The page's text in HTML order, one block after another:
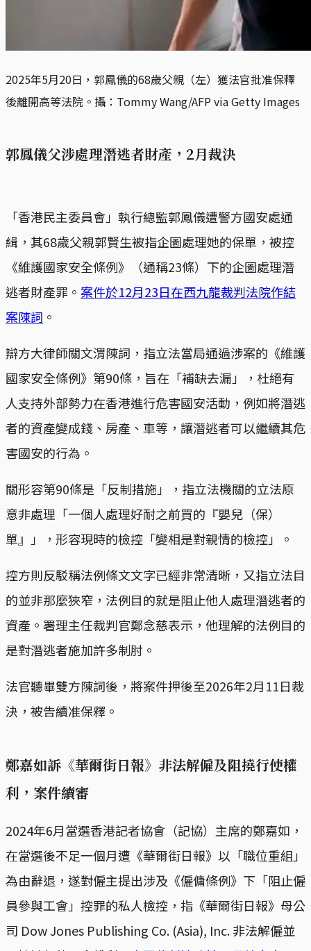
2025年5月20日，郭鳳儀的68歲父親（左）獲法官批准保釋
後離開高等法院。攝：Tommy Wang/AFP via Getty Images
郭鳳儀父涉處理潛逃者財產，2月裁決
「香港民主委員會」執行總監郭鳳儀遭警方國安處通
緝，其68歲父親郭賢生被指企圖處理她的保單，被控
《維護國家安全條例》（通稱23條）下的企圖處理潛
逃者財產罪。 案件於12月23日在西九龍裁判法院作結
案陳詞 。
辯方大律師關文渭陳詞，指立法當局通過涉案的《維護
國家安全條例》第90條，旨在「補缺去漏」，杜絕有
人支持外部勢力在香港進行危害國安活動，例如將潛逃
者的資產變成錢、房產、車等，讓潛逃者可以繼續其危
害國安的行為。
關形容第90條是「反制措施」，指立法機關的立法原
意非處理「一個人處理好耐之前買的『嬰兒（保）
單』」，形容現時的檢控「變相是對親情的檢控」。
控方則反駁稱法例條文文字已經非常清晰，又指立法目
的並非那麼狹窄，法例目的就是阻止他人處理潛逃者的
資產。署理主任裁判官鄭念慈表示，他理解的法例目的
是對潛逃者施加許多制肘。
法官聽畢雙方陳詞後，將案件押後至2026年2月11日裁
決，被告續准保釋。
鄭嘉如訴《華爾街日報》非法解僱及阻撓行使權
利，案件續審
2024年6月當選香港記者協會（記協）主席的鄭嘉如，
在當選後不足一個月遭《華爾街日報》以「職位重組」
為由辭退，遂對僱主提出涉及《僱傭條例》下「阻止僱
員參與工會」控罪的私人檢控，指《華爾街日報》母公
司 Dow Jones Publishing Co. (Asia), Inc. 非法解僱並